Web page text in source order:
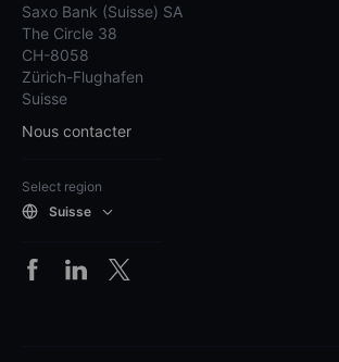
Saxo Bank (Suisse) SA
The Circle 38
CH-8058
Zürich-Flughafen
Suisse
Nous contacter
Select region
Suisse